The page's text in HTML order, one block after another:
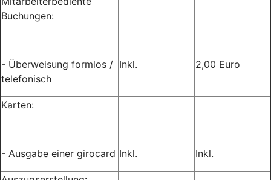
Buchungen:
- Überweisung formlos /
telefonisch
Inkl. 2,00 Euro
Karten:
- Ausgabe einer girocard Inkl. Inkl.